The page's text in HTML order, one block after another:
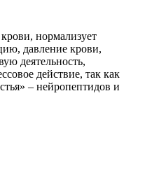
нормализует
давление крови,
деятельность,
действие, так как
– нейропептидов и